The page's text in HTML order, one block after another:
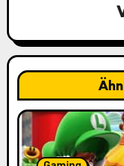
v
i
g
a
t